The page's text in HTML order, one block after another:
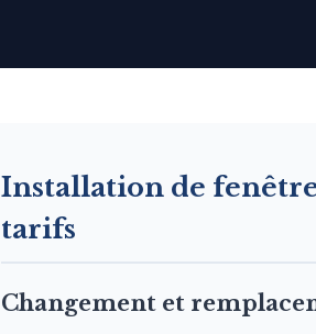
Installation de
tarifs
Changement et